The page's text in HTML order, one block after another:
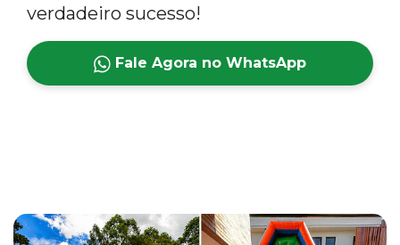
verdadeiro sucesso!
Fale Agora no WhatsApp